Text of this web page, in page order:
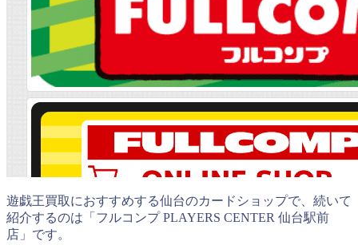
遊戯王買取におすすめする仙台のカードショップで、続いて
紹介するのは「フルコンプ PLAYERS CENTER 仙台駅前
店」です。